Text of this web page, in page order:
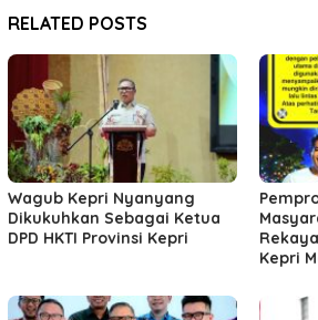
RELATED POSTS
Wagub Kepri Nyanyang
Dikukuhkan Sebagai Ketua
DPD HKTI Provinsi Kepri
Kepri